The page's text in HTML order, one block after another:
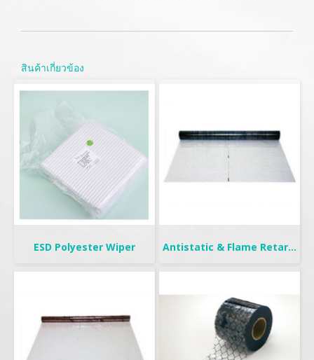
สินค้าเกี่ยวข้อง
ESD Polyester Wiper Antistatic & Flame Retardant Curtain | Seiden-F